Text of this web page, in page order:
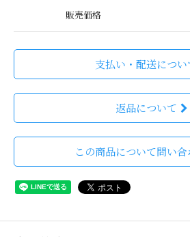
販売価格
支払い・配送につい
返品について
この商品について問い合